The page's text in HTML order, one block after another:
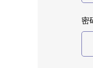
密